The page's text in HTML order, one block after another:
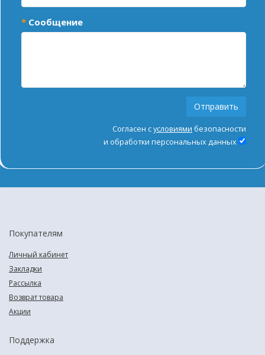
Сообщение
Согласен сусловиями безопасности
и обработки персональных данных
Покупателям
Личный кабинет
Закладки
Рассылка
Возврат товара
Акции
Поддержка